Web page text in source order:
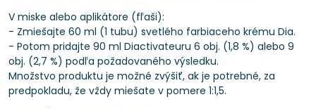
V miske alebo aplikátore (fľaši):
- Zmiešajte 60 ml (1 tubu) svetlého farbiaceho krému Dia.
- Potom pridajte 90 ml Diactivateuru 6 obj. (1,8 %) alebo 9
obj. (2,7 %) podľa požadovaného výsledku.
Množstvo produktu je možné zvýšiť, ak je potrebné, za
predpokladu, že vždy miešate v pomere 1:1,5.